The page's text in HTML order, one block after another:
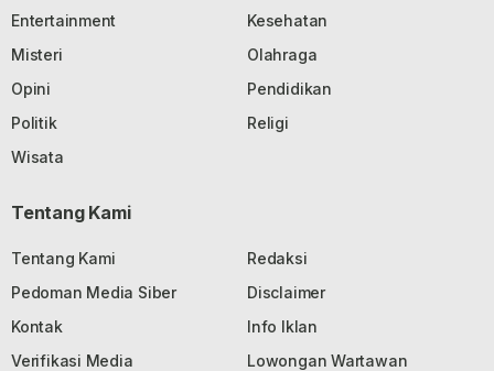
Entertainment
Kesehatan
Misteri
Olahraga
Opini
Pendidikan
Politik
Religi
Wisata
Tentang Kami
Tentang Kami
Redaksi
Pedoman Media Siber
Disclaimer
Kontak
Info Iklan
Verifikasi Media
Lowongan Wartawan